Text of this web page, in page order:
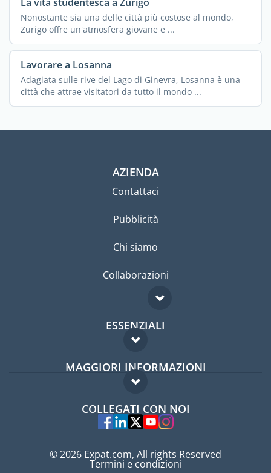
La vita studentesca a Zurigo
Nonostante sia una delle città più costose al mondo,
Zurigo offre un'atmosfera giovane e ...
Lavorare a Losanna
Adagiata sulle rive del Lago di Ginevra, Losanna è una
città che attrae visitatori da tutto il mondo ...
AZIENDA
Contattaci
Pubblicità
Chi siamo
Collaborazioni
ESSENZIALI
Forum per expat
Guida per expat
MAGGIORI INFORMAZIONI
Domande frequenti
Esperti
COLLEGATI CON NOI
© 2026 Expat.com, All rights Reserved
Termini e condizioni